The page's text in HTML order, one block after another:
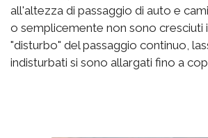
all'altezza di passaggio di auto e
o semplicemente non sono cresciuti
"disturbo" del passaggio continuo,
indisturbati si sono allargati fino a